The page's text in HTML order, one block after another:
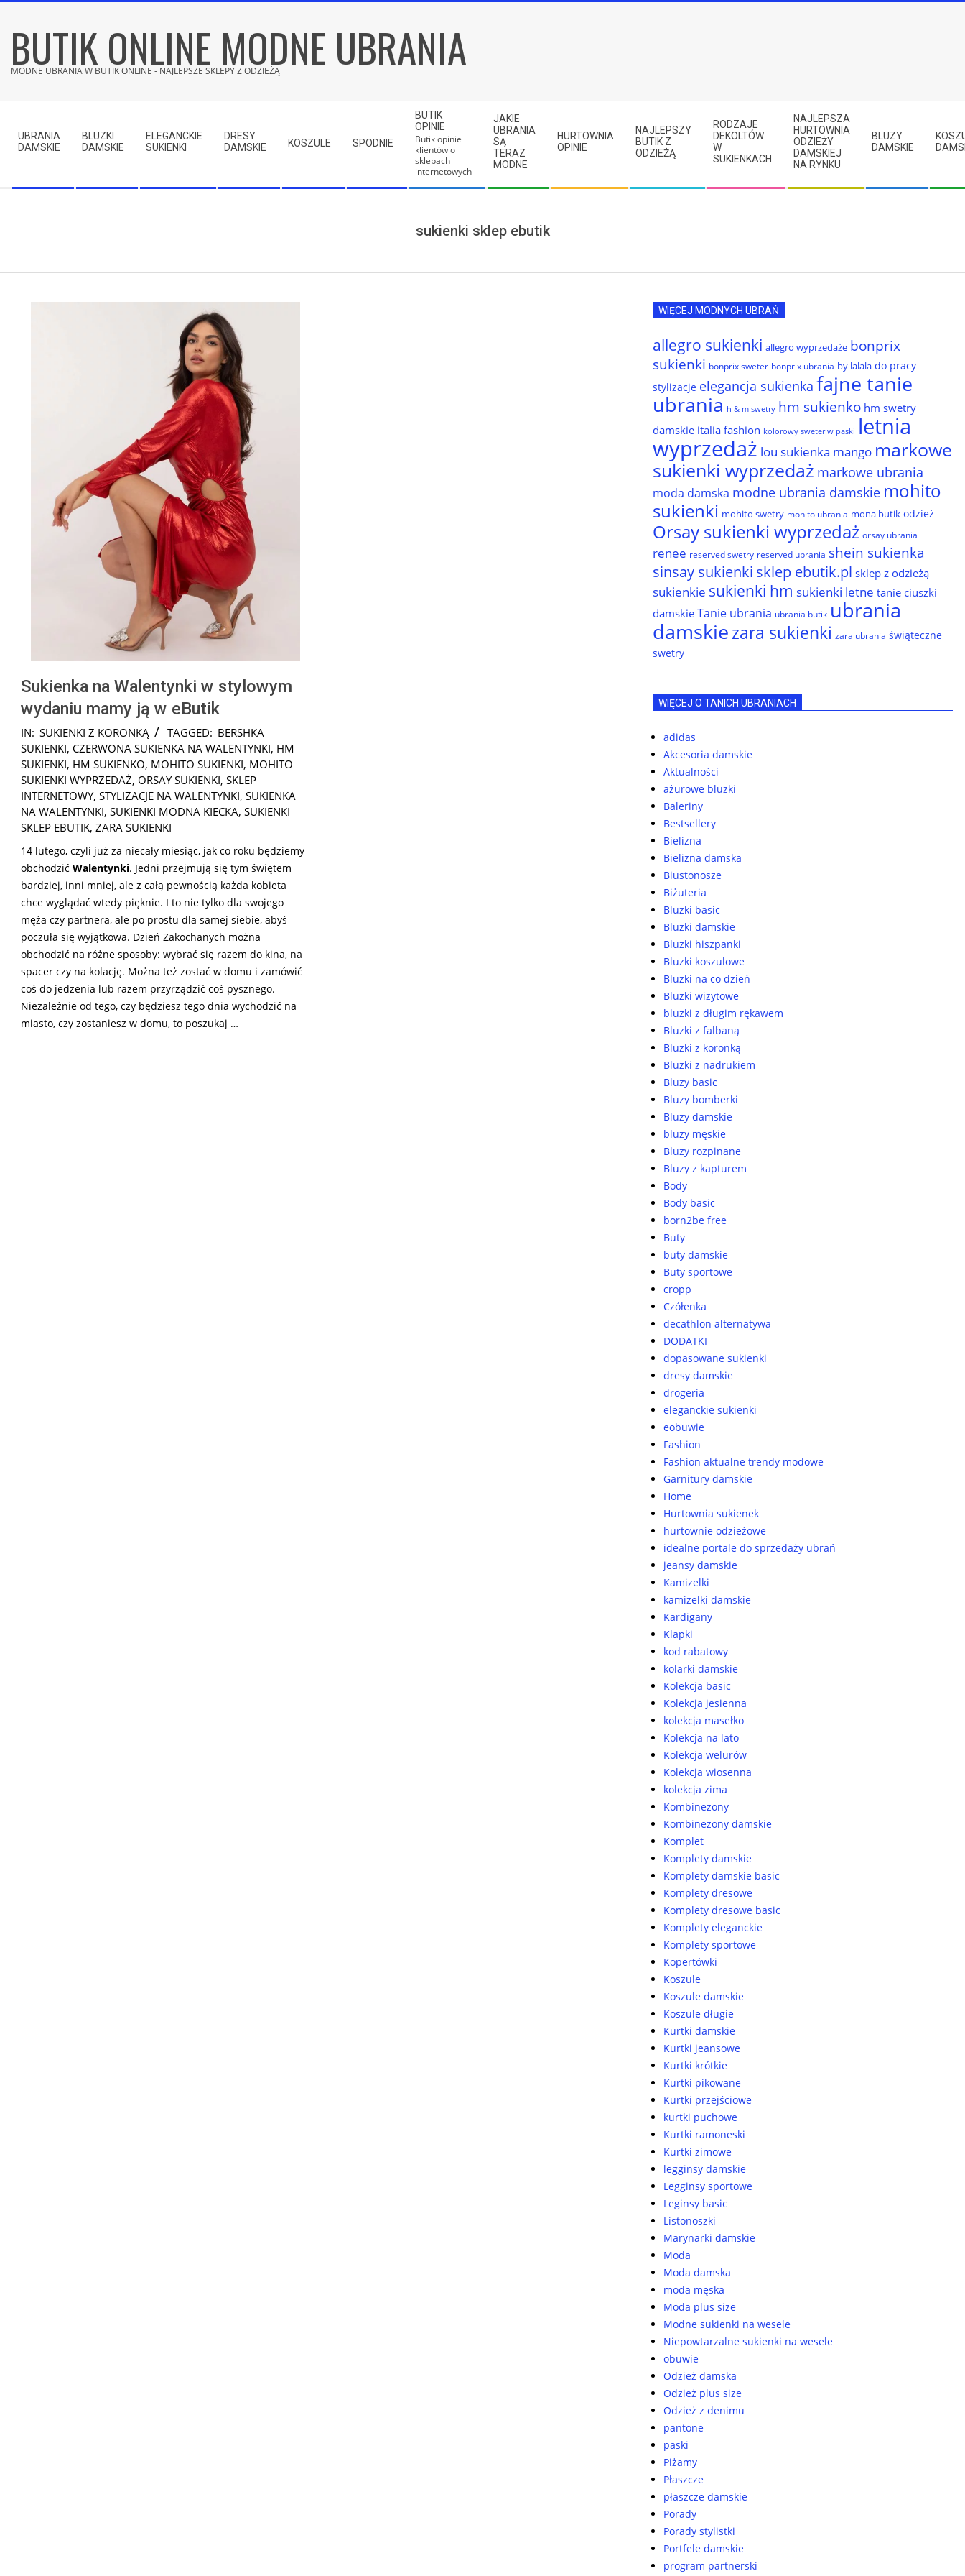
contentBUTIK ONLINE MODNE UBRANIA
MODNE UBRANIA W BUTIK ONLINE - NAJLEPSZE SKLEPY Z ODZIEŻĄ
Menu
UBRANIA
DAMSKIE
BLUZKI
DAMSKIE
ELEGANCKIE
SUKIENKI
DRESY
DAMSKIE
KOSZULE SPODNIE
BUTIK
OPINIE
Butik opinie
klientów o
sklepach
internetowych
JAKIE
UBRANIA
SĄ
TERAZ
MODNE
HURTOWNIA
OPINIE
NAJLEPSZY
BUTIK Z
ODZIEŻĄ
RODZAJE
DEKOLTÓW
W
SUKIENKACH
NAJLEPSZA
HURTOWNIA
ODZIEŻY
DAMSKIEJ
NA RYNKU
BLUZY
DAMSKIE
sukienki sklep ebutik
Sukienka na Walentynki w stylowym
wydaniu mamy ją w eButik
2025-
01-
07
IN: SUKIENKI Z KORONKĄ TAGGED: BERSHKA
SUKIENKI, CZERWONA SUKIENKA NA WALENTYNKI, HM
SUKIENKI, HM SUKIENKO, MOHITO SUKIENKI, MOHITO
SUKIENKI WYPRZEDAŻ, ORSAY SUKIENKI, SKLEP
INTERNETOWY, STYLIZACJE NA WALENTYNKI, SUKIENKA
NA WALENTYNKI, SUKIENKI MODNA KIECKA, SUKIENKI
SKLEP EBUTIK, ZARA SUKIENKI
14 lutego, czyli już za niecały miesiąc, jak co roku będziemy
obchodzić Walentynki. Jedni przejmują się tym świętem
bardziej, inni mniej, ale z całą pewnością każda kobieta
chce wyglądać wtedy pięknie. I to nie tylko dla swojego
męża czy partnera, ale po prostu dla samej siebie, abyś
poczuła się wyjątkowa. Dzień Zakochanych można
obchodzić na różne sposoby: wybrać się razem do kina, na
spacer czy na kolację. Można też zostać w domu i zamówić
coś do jedzenia lub razem przyrządzić coś pysznego.
Niezależnie od tego, czy będziesz tego dnia wychodzić na
miasto, czy zostaniesz w domu, to poszukaj …
WIĘCEJ MODNYCH UBRAŃ
allegro sukienki allegro wyprzedaże bonprix
sukienki bonprix sweter bonprix ubrania by lalala do pracy
stylizacje elegancja sukienka fajne tanie
ubrania h & m swetry hm sukienko hm swetry
damskie italia fashion kolorowy sweter w paski letnia
wyprzedaż lou sukienka mango markowe
sukienki wyprzedaż markowe ubrania
moda damska modne ubrania damskie mohito
sukienki mohito swetry mohito ubrania mona butik odzież
Orsay sukienki wyprzedaż orsay ubrania
renee reserved swetry reserved ubrania shein sukienka
sinsay sukienki sklep ebutik.pl sklep z odzieżą
sukienkie sukienki hm sukienki letne tanie ciuszki
damskie Tanie ubrania ubrania butik ubrania
damskiezara sukienki zara ubrania świąteczne
swetry
WIĘCEJ O TANICH UBRANIACH
adidas
Akcesoria damskie
Aktualności
ażurowe bluzki
Baleriny
Bestsellery
Bielizna
Bielizna damska
Biustonosze
Biżuteria
Bluzki basic
Bluzki damskie
Bluzki hiszpanki
Bluzki koszulowe
Bluzki na co dzień
Bluzki wizytowe
bluzki z długim rękawem
Bluzki z falbaną
Bluzki z koronką
Bluzki z nadrukiem
Bluzy basic
Bluzy bomberki
Bluzy damskie
bluzy męskie
Bluzy rozpinane
Bluzy z kapturem
Body
Body basic
born2be free
Buty
buty damskie
Buty sportowe
cropp
Czółenka
decathlon alternatywa
DODATKI
dopasowane sukienki
dresy damskie
drogeria
eleganckie sukienki
eobuwie
Fashion
Fashion aktualne trendy modowe
Garnitury damskie
Home
Hurtownia sukienek
hurtownie odzieżowe
idealne portale do sprzedaży ubrań
jeansy damskie
Kamizelki
kamizelki damskie
Kardigany
Klapki
kod rabatowy
kolarki damskie
Kolekcja basic
Kolekcja jesienna
kolekcja masełko
Kolekcja na lato
Kolekcja welurów
Kolekcja wiosenna
kolekcja zima
Kombinezony
Kombinezony damskie
Komplet
Komplety damskie
Komplety damskie basic
Komplety dresowe
Komplety dresowe basic
Komplety eleganckie
Komplety sportowe
Kopertówki
Koszule
Koszule damskie
Koszule długie
Kurtki damskie
Kurtki jeansowe
Kurtki krótkie
Kurtki pikowane
Kurtki przejściowe
kurtki puchowe
Kurtki ramoneski
Kurtki zimowe
legginsy damskie
Legginsy sportowe
Leginsy basic
Listonoszki
Marynarki damskie
Moda
Moda damska
moda męska
Moda plus size
Modne sukienki na wesele
Niepowtarzalne sukienki na wesele
obuwie
Odzież damska
Odzież plus size
Odzież z denimu
pantone
paski
Piżamy
Płaszcze
płaszcze damskie
Porady
Porady stylistki
Portfele damskie
program partnerski